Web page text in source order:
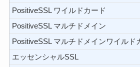
PositiveSSL ワイルドカード
PositiveSSL マルチドメイン
PositiveSSL マルチドメインワイルド
エッセンシャルSSL